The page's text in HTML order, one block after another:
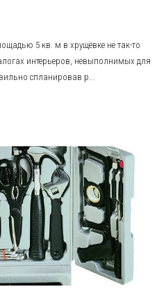
5 кв. м в хрущёвке не так-то
интерьеров, невыполнимых для
спланировав р...